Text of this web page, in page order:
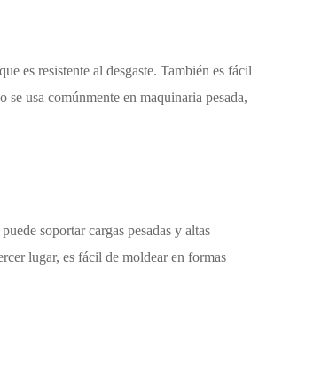
es resistente al desgaste. También es fácil
usa comúnmente en maquinaria pesada,
soportar cargas pesadas y altas
lugar, es fácil de moldear en formas